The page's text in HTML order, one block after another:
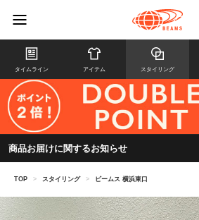
タイムライン アイテム スタイリング
商品お届けに関するお知らせ
TOP > スタイリング > ビームス 横浜東口